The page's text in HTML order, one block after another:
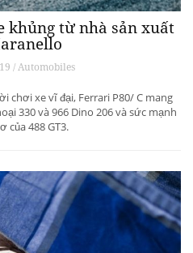
khủng từ ​​nhà sản xuất
/ Automobiles
xe vĩ đại, Ferrari P80/ C mang
330 và 966 Dino 206 và sức mạnh
của 488 GT3.